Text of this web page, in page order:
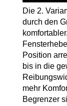
Die 2.
durch den
Position
bis in die
mehr
Begrenzer